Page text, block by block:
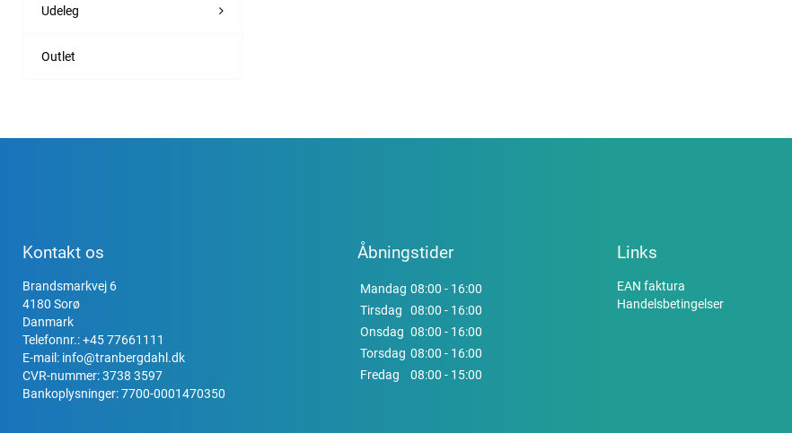
Udeleg
Outlet
Kontakt os
Brandsmarkvej 6
4180 Sorø
Danmark
Telefonnr.:+45 77661111
E-mail: info@tranbergdahl.dk
CVR-nummer: 3738 3597
Bankoplysninger: 7700-0001470350
Åbningstider
Mandag 08:00 - 16:00
Tirsdag
08:00 - 16:00
Onsdag 08:00 - 16:00
Torsdag 08:00 - 16:00
Fredag
08:00 - 15:00
Links
EAN faktura
Handelsbetingelser